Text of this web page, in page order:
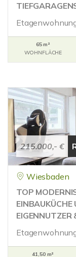
65 m²
WOHNFLÄCHE
215.000,- €
Wiesbaden
TOP
EINBAUKÜCHE
41,50 m²